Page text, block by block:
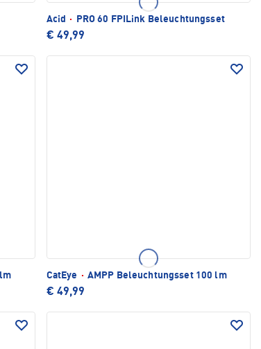
Acid · PRO 60 FPILink Beleuchtungsset
€ 49,99
CatEye · AMPP Beleuchtungsset 100 lm
€ 49,99